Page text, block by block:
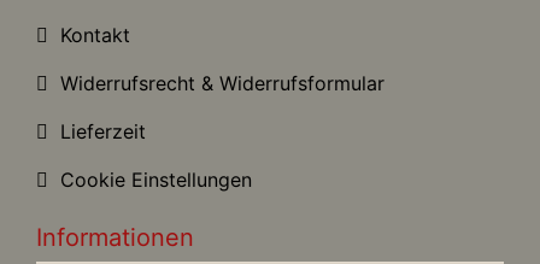
Kontakt
Widerrufsrecht & Widerrufsformular
Lieferzeit
Cookie Einstellungen
Informationen